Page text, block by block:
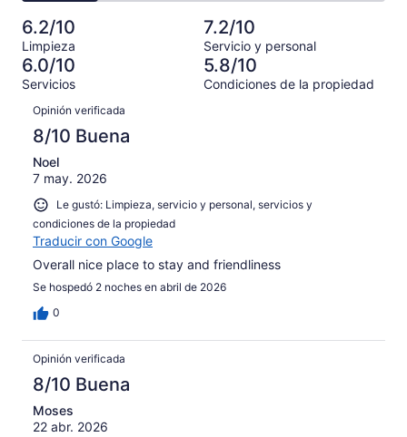
de
1008
opiniones
en
213
de
1008
opiniones
Basada
en
185
de
1008
opiniones
es
decir,
Malo.
Basada
en
de
1008
2,
es
decir,
Terrible.
Basada
en
213
de
1008
opiniones
6.2/10
Limpieza
7.2/10
Servicio y personal
6.0/10
Servicios
5.8/10
Condiciones de la propiedad
Opiniones
Opinión verificada
8/10 Buena
Noel
7 may. 2026
Le gustó: Limpieza, servicio y personal, servicios y
condiciones de la propiedad
Traducir con Google
Overall nice place to stay and friendliness
Se hospedó 2 noches en abril de 2026
0
Opinión verificada
8/10 Buena
Moses
22 abr. 2026